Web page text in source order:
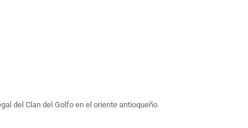
del Clan del Golfo en el oriente antioqueño